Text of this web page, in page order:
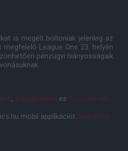
is megélt boltoniak jelenleg az
League One 23. helyén
pénzügyi hiányosságaik
, Instagramon és YouTube-on
mobil applikációt Androidra